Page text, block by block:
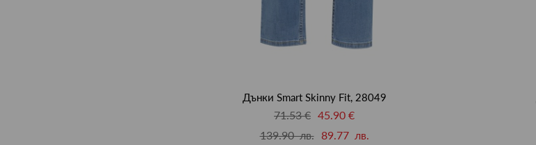
Дънки Smart Skinny Fit, 28049
71.53 € 45.90 €
139.90 лв.
89.77 лв.